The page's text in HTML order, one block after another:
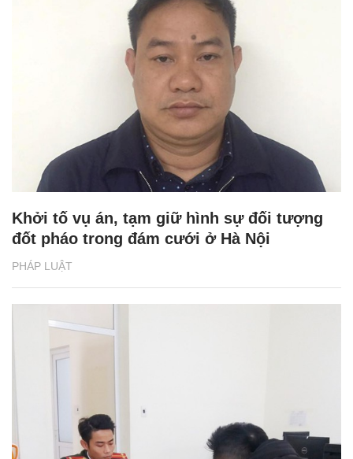
PHÁP LUẬT
Khởi tố vụ án, tạm giữ hình sự đối tượng
đốt pháo trong đám cưới ở Hà Nội